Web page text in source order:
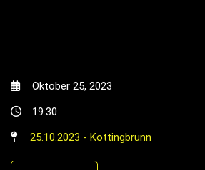
Oktober 25, 2023
19:30
25.10.2023 - Kottingbrunn